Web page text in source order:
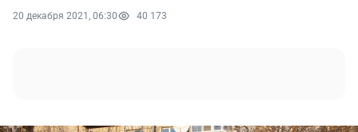
20 декабря 2021, 06:30 40 173